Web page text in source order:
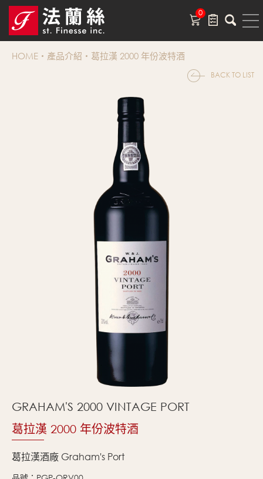
0
HOME 產品介紹 葛拉漢 2000 年份波特酒
BACK TO LIST
GRAHAM'S 2000 VINTAGE PORT
葛拉漢 2000 年份波特酒
葛拉漢酒廠 Graham's Port